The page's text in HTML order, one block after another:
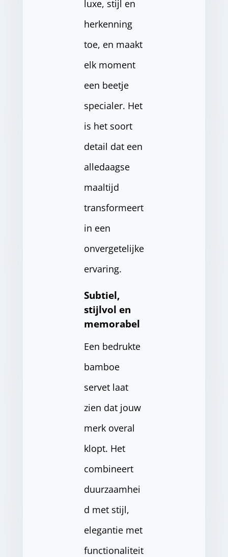
luxe, stijl en
herkenning
toe, en maakt
elk moment
een beetje
specialer. Het
is het soort
detail dat een
alledaagse
maaltijd
transformeert
in een
onvergetelijke
ervaring.
Subtiel,
stijlvol en
memorabel
Een bedrukte
bamboe
servet laat
zien dat jouw
merk overal
klopt. Het
combineert
duurzaamhei
d met stijl,
elegantie met
functionaliteit